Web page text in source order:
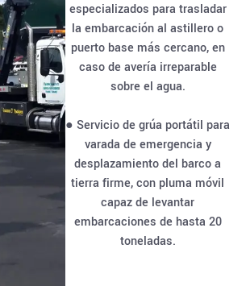
especializados para trasladar
la embarcación al astillero o
puerto base más cercano, en
caso de avería irreparable
sobre el agua.
● Servicio de grúa portátil para
varada de emergencia y
desplazamiento del barco a
tierra firme, con pluma móvil
capaz de levantar
embarcaciones de hasta 20
toneladas.